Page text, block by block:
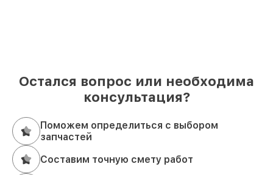
Остался вопрос или необходима
консультация?
Поможем определиться с выбором
запчастей
Составим точную смету работ